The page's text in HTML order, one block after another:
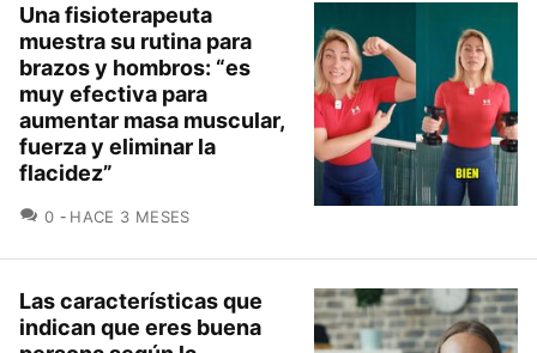
Una fisioterapeuta
muestra su rutina para
brazos y hombros: “es
muy efectiva para
aumentar masa muscular,
fuerza y eliminar la
flacidez”
0 COMENTARIOS
HACE 3 MESES
Las características que
indican que eres buena